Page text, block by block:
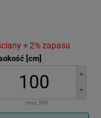
+ 2% zapasu
[cm]
max: 599